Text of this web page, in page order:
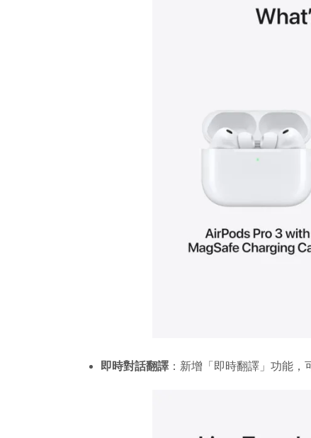
即時對話翻譯 ：新增「即時翻譯」功能，